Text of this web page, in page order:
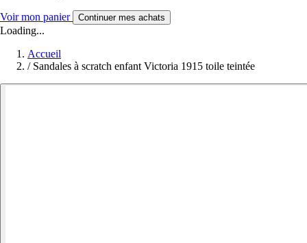
Voir mon panier Continuer mes achats
Loading...
Accueil
/ Sandales à scratch enfant Victoria 1915 toile teintée